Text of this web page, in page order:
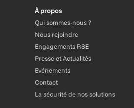
À propos
Qui sommes-nous ?
Nous rejoindre
Engagements RSE
Presse et Actualités
Evénements
Contact
La sécurité de nos solutions